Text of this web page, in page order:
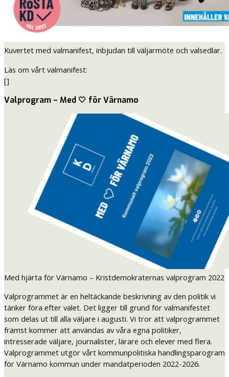
Kuvertet med valmanifest, inbjudan till väljarmöte och valsedlar.
Läs om vårt valmanifest:
[]
Valprogram – Med 🤍 för Värnamo
Med hjärta för Värnamo – Kristdemokraternas valprogram 2022
Valprogrammet är en heltäckande beskrivning av den politik vi
tänker föra efter valet. Det ligger till grund för valmanifestet
som delas ut till alla väljare i augusti. Vi tror att valprogrammet
främst kommer att användas av våra egna politiker,
intresserade väljare, journalister, lärare och elever med flera.
Valprogrammet utgör vårt kommunpolitiska handlingsparogram
för Värnamo kommun under mandatperioden 2022-2026.